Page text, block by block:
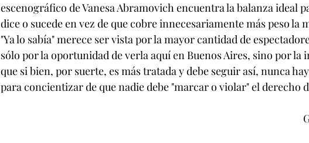
escenográfico de Vanesa Abramovich encuentra la balanza ideal
dice o sucede en vez de que cobre innecesariamente más peso la
"Ya lo sabía" merece ser vista por la mayor cantidad de
sólo por la oportunidad de verla aquí en Buenos Aires, sino por la
que si bien, por suerte, es más tratada y debe seguir así, nunca
para concientizar de que nadie debe "marcar o violar" el derecho